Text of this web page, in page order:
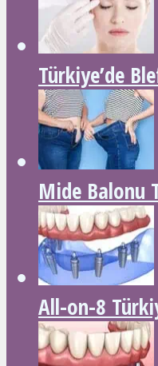
Türkiye’de
Mide Balonu
All-on-8